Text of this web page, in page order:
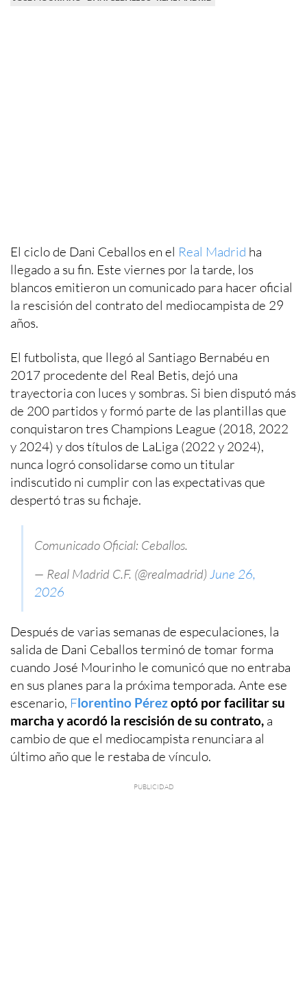
El ciclo de Dani Ceballos en el Real Madrid ha
llegado a su fin. Este viernes por la tarde, los
blancos emitieron un comunicado para hacer oficial
la rescisión del contrato del mediocampista de 29
años.
El futbolista, que llegó al Santiago Bernabéu en
2017 procedente del Real Betis, dejó una
trayectoria con luces y sombras. Si bien disputó más
de 200 partidos y formó parte de las plantillas que
conquistaron tres Champions League (2018, 2022
y 2024) y dos títulos de LaLiga (2022 y 2024),
nunca logró consolidarse como un titular
indiscutido ni cumplir con las expectativas que
despertó tras su fichaje.
Comunicado Oficial: Ceballos.
— Real Madrid C.F. (@realmadrid) June 26,
2026
Después de varias semanas de especulaciones, la
salida de Dani Ceballos terminó de tomar forma
cuando José Mourinho le comunicó que no entraba
en sus planes para la próxima temporada. Ante ese
escenario, Florentino Pérezoptó por facilitar su
marcha y acordó la rescisión de su contrato, a
cambio de que el mediocampista renunciara al
último año que le restaba de vínculo.